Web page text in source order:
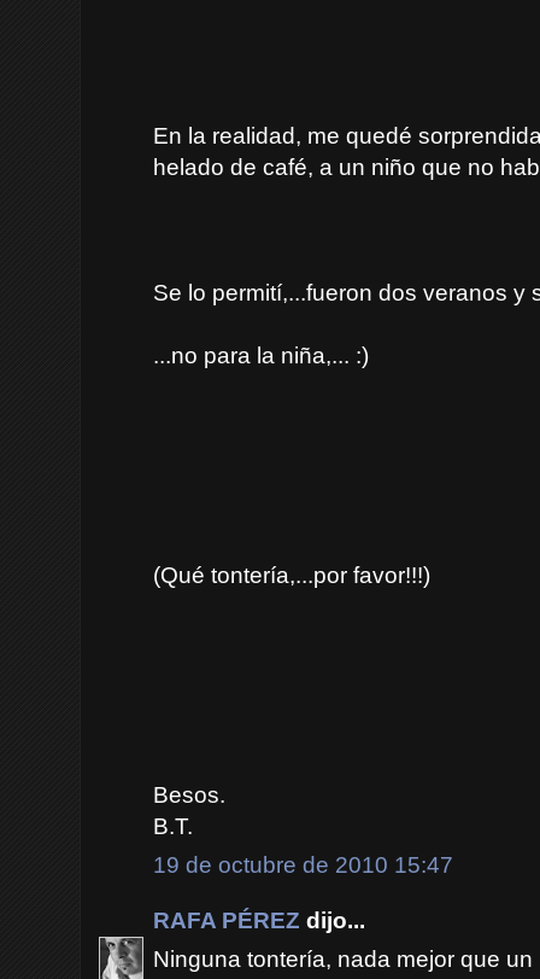
En la realidad, me quedé
helado de café, a un niño que no
Se lo permití,...fueron dos veranos y
...no para la niña,... :)
(Qué tontería,...por favor!!!)
Besos.
B.T.
19 de octubre de 2010 15:47
RAFA PÉREZ dijo...
Ninguna tontería, nada mejor que